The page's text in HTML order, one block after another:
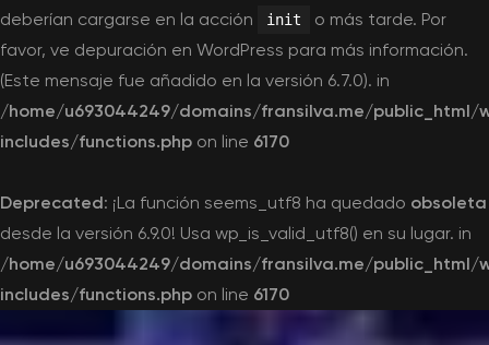
deberían cargarse en la acción
init
o más tarde. Por
favor, ve depuración en WordPress para más información.
(Este mensaje fue añadido en la versión 6.7.0). in
/home/u693044249/domains/fransilva.me/public_html/
includes/functions.php on line 6170
Deprecated: ¡La función seems_utf8 ha quedado obsoleta
desde la versión 6.9.0! Usa wp_is_valid_utf8() en su lugar. in
/home/u693044249/domains/fransilva.me/public_html/
includes/functions.php on line 6170